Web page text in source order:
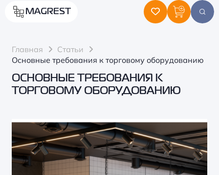
MAGREST
Главная
Статьи
Основные требования к торговому оборудованию
ОСНОВНЫЕ ТРЕБОВАНИЯ К
ТОРГОВОМУ ОБОРУДОВАНИЮ